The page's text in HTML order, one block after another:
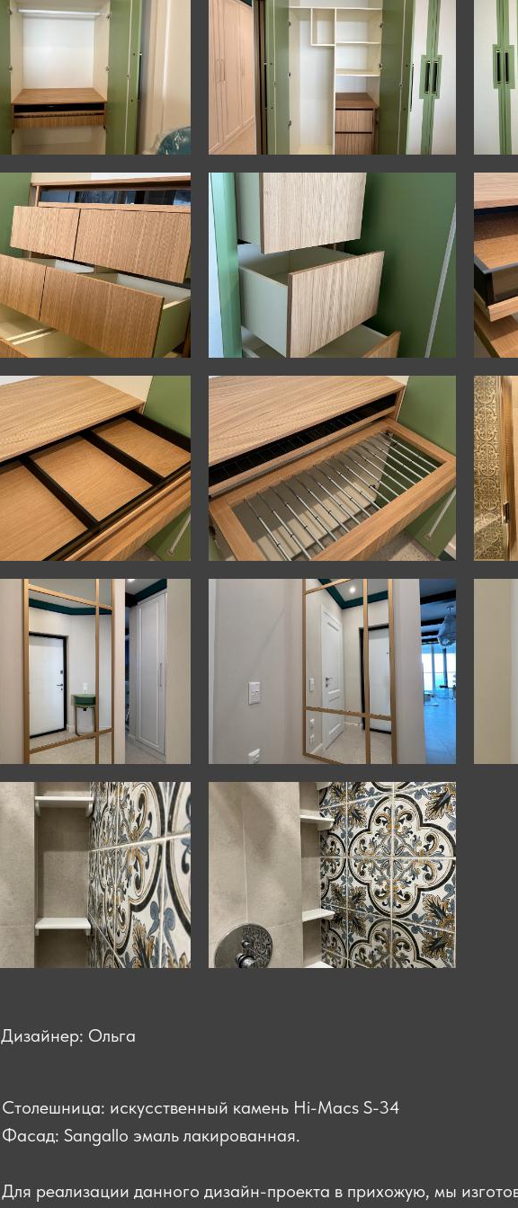
Столешница: искусственный камень Hi-Macs S-34
Фасад: Sangallo эмаль лакированная.
Для реализации данного дизайн-проекта в прихожую, мы
Дизайнер: Ольга